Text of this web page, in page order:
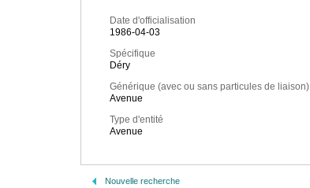
Date d'officialisation
1986-04-03
Spécifique
Déry
Générique (avec ou sans particules de liaison)
Avenue
Type d'entité
Avenue
Nouvelle recherche